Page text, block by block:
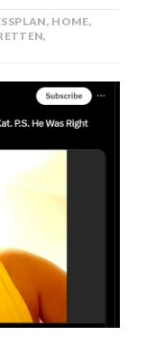
, HOME,
,